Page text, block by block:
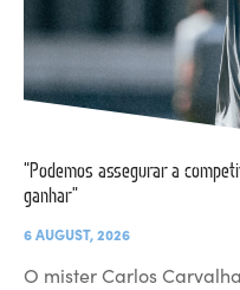
“Podemos assegurar a
ganhar”
6 AUGUST, 2026
O mister Carlos